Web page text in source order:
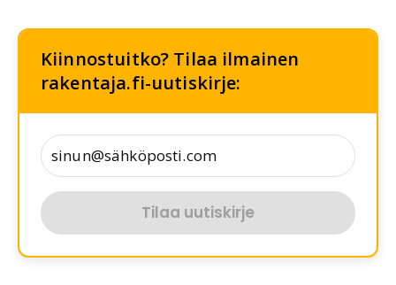
Kiinnostuitko? Tilaa ilmainen
rakentaja.fi-uutiskirje:
Tilaa uutiskirje